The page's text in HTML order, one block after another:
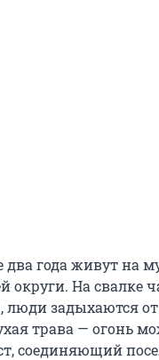
года живут на
округи. На свалке
люди задыхаются
трава — огонь
соединяющий